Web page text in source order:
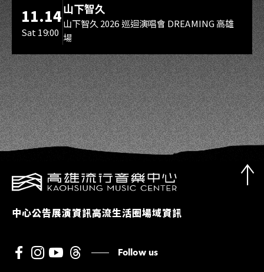
11.14
Sat 19:00
山下智久
山下智久 2026 巡迴演唱會 DREAMING 高雄
場
中心公告展演資訊高流生活圈場域資訊
Follow us